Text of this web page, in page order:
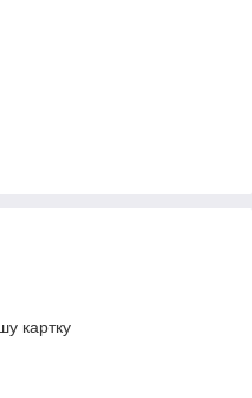
картку